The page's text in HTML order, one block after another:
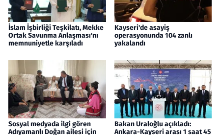
İslam İşbirliği Teşkilatı, Mekke
Ortak Savunma Anlaşması'nı
memnuniyetle karşıladı
Kayseri'de asayiş
operasyonunda 104 zanlı
yakalandı
Sosyal medyada ilgi gören
Adıyamanlı Doğan ailesi için
Bakan Uraloğlu açıkladı:
Ankara-Kayseri arası 1 saat 45